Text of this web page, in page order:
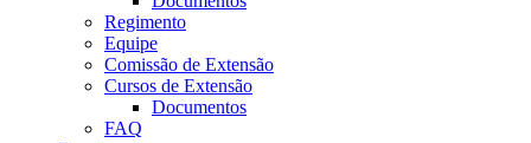
Regimento
Equipe
Comissão de Extensão
Cursos de Extensão
Documentos
FAQ